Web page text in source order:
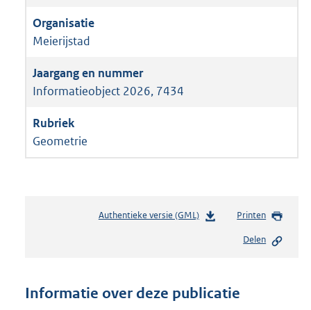
Meierijstad
Informatieobject 2026, 7434
Geometrie
Authentieke versie (GML)b
n
Printen
Delen
Informatie over deze publicatie